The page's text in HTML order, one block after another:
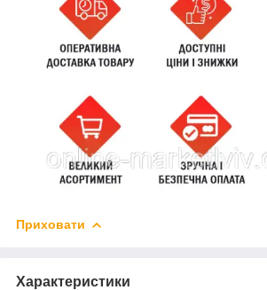
Приховати
Характеристики